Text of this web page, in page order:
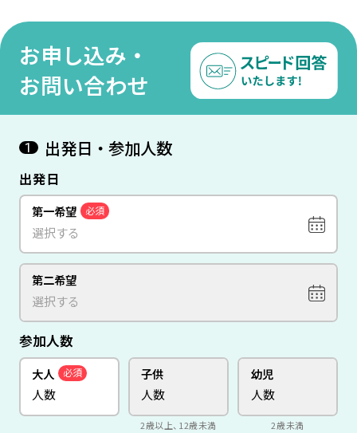
フルト×ブリュッセル×パ
格重視ホテル利用）
ンドン＞13日間（価格重視
ホテル利用）
ロン
視ホ
お申し込み・
お問い合わせ
1 出発日・参加人数
出発日
第一希望 必須
第二希望
参加人数
大人 必須 子供
2歳以上、12歳未満
幼児
2歳未満